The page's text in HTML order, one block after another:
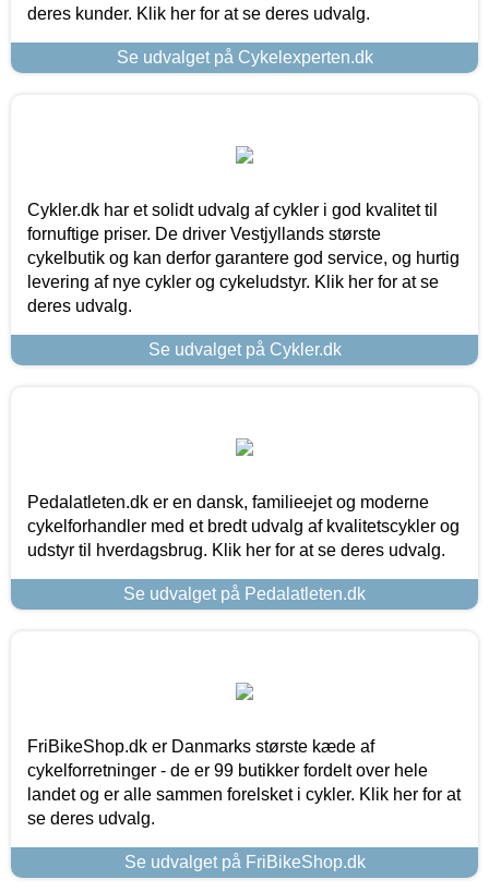
deres kunder. Klik her for at se deres udvalg.
Se udvalget på Cykelexperten.dk
Cykler.dk har et solidt udvalg af cykler i god kvalitet til
fornuftige priser. De driver Vestjyllands største
cykelbutik og kan derfor garantere god service, og hurtig
levering af nye cykler og cykeludstyr. Klik her for at se
deres udvalg.
Se udvalget på Cykler.dk
Pedalatleten.dk er en dansk, familieejet og moderne
cykelforhandler med et bredt udvalg af kvalitetscykler og
udstyr til hverdagsbrug. Klik her for at se deres udvalg.
Se udvalget på Pedalatleten.dk
FriBikeShop.dk er Danmarks største kæde af
cykelforretninger - de er 99 butikker fordelt over hele
landet og er alle sammen forelsket i cykler. Klik her for at
se deres udvalg.
Se udvalget på FriBikeShop.dk